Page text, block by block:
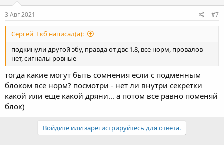
3 Авг 2021 #7
Сергей_Екб написал(а):
подкинули другой эбу, правда от двс 1.8, все норм, провалов
нет, сигналы ровные
тогда какие могут быть сомнения если с подменным
блоком все норм? посмотри - нет ли внутри секретки
какой или еще какой дряни... а потом все равно поменяй
блок)
Войдите или зарегистрируйтесь для ответа.